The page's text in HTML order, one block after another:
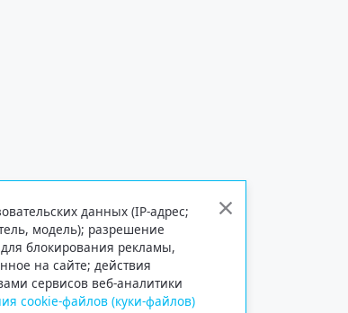
данных (IP-адрес;
модель); разрешение
блокирования рекламы,
на сайте; действия
сервисов веб-аналитики
cookie-файлов (куки-файлов)